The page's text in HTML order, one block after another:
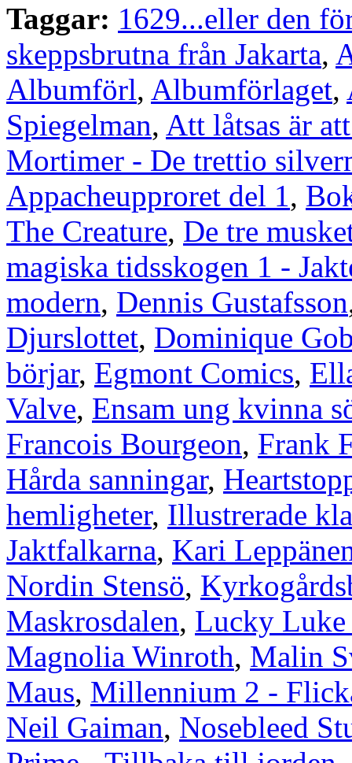
Taggar: 1629...eller den
skeppsbrutna från Jakarta,
Albumförl, Albumförlaget,
Spiegelman, Att låtsas är
Mortimer - De trettio
Appacheupproret del 1 ,
The Creature, De tre
magiska tidsskogen 1 -
modern, Dennis Gustafsson
Djurslottet, Dominique
börjar, Egmont Comics,
Valve, Ensam ung kvinna
Francois Bourgeon, Frank
Hårda sanningar,
hemligheter, Illustrerade
Jaktfalkarna, Kari
Nordin Stensö,
Maskrosdalen, Lucky Luke
Magnolia Winroth, Malin
Maus, Millennium 2 -
Neil Gaiman, Nosebleed